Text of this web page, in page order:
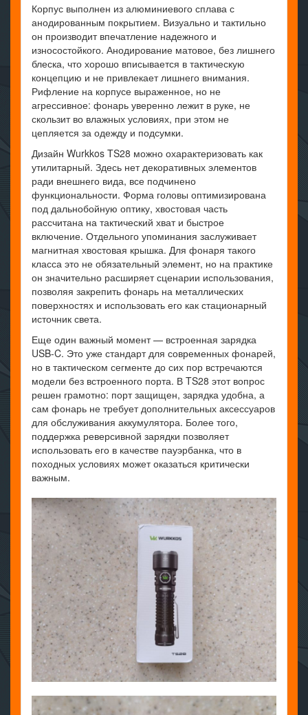
Корпус выполнен из алюминиевого сплава с
анодированным покрытием. Визуально и тактильно
он производит впечатление надежного и
износостойкого. Анодирование матовое, без лишнего
блеска, что хорошо вписывается в тактическую
концепцию и не привлекает лишнего внимания.
Рифление на корпусе выраженное, но не
агрессивное: фонарь уверенно лежит в руке, не
скользит во влажных условиях, при этом не
цепляется за одежду и подсумки.
Дизайн Wurkkos TS28 можно охарактеризовать как
утилитарный. Здесь нет декоративных элементов
ради внешнего вида, все подчинено
функциональности. Форма головы оптимизирована
под дальнобойную оптику, хвостовая часть
рассчитана на тактический хват и быстрое
включение. Отдельного упоминания заслуживает
магнитная хвостовая крышка. Для фонаря такого
класса это не обязательный элемент, но на практике
он значительно расширяет сценарии использования,
позволяя закрепить фонарь на металлических
поверхностях и использовать его как стационарный
источник света.
Еще один важный момент — встроенная зарядка
USB-C. Это уже стандарт для современных фонарей,
но в тактическом сегменте до сих пор встречаются
модели без встроенного порта. В TS28 этот вопрос
решен грамотно: порт защищен, зарядка удобна, а
сам фонарь не требует дополнительных аксессуаров
для обслуживания аккумулятора. Более того,
поддержка реверсивной зарядки позволяет
использовать его в качестве пауэрбанка, что в
походных условиях может оказаться критически
важным.